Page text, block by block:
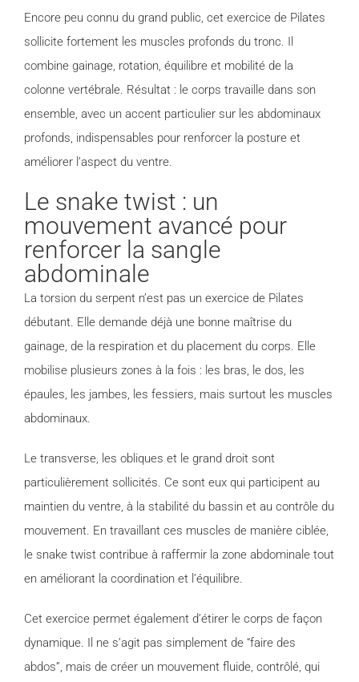
Encore peu connu du grand public, cet exercice de Pilates
sollicite fortement les muscles profonds du tronc. Il
combine gainage, rotation, équilibre et mobilité de la
colonne vertébrale. Résultat : le corps travaille dans son
ensemble, avec un accent particulier sur les abdominaux
profonds, indispensables pour renforcer la posture et
améliorer l’aspect du ventre.
Le snake twist : un
mouvement avancé pour
renforcer la sangle
abdominale
La torsion du serpent n’est pas un exercice de Pilates
débutant. Elle demande déjà une bonne maîtrise du
gainage, de la respiration et du placement du corps. Elle
mobilise plusieurs zones à la fois : les bras, le dos, les
épaules, les jambes, les fessiers, mais surtout les muscles
abdominaux.
Le transverse, les obliques et le grand droit sont
particulièrement sollicités. Ce sont eux qui participent au
maintien du ventre, à la stabilité du bassin et au contrôle du
mouvement. En travaillant ces muscles de manière ciblée,
le snake twist contribue à raffermir la zone abdominale tout
en améliorant la coordination et l’équilibre.
Cet exercice permet également d’étirer le corps de façon
dynamique. Il ne s’agit pas simplement de “faire des
abdos”, mais de créer un mouvement fluide, contrôlé, qui